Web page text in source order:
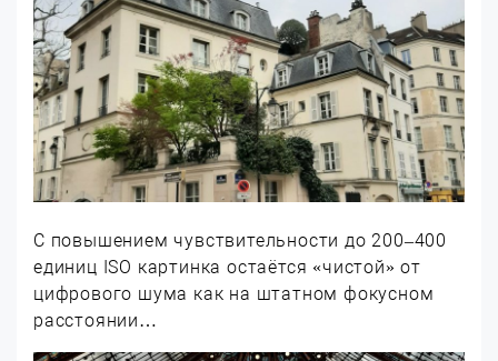
С повышением чувствительности до 200–400
единиц ISO картинка остаётся «чистой» от
цифрового шума как на штатном фокусном
расстоянии…